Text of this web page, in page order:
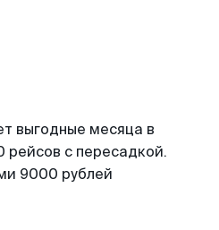
выгодные месяца в
рейсов с пересадкой.
9000 рублей